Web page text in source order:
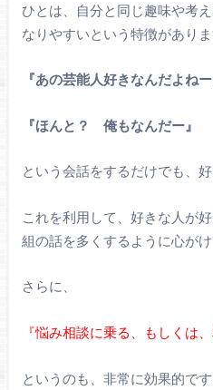
ひとは、自分と同じ趣味や考
なりやすいという特徴がありま
『あの芸能人好きなんだよねー
『ほんと？ 俺もなんだー』
という会話をするだけでも、
これを利用して、好きな人が
組の話を多くするように心がけ
さらに、
『悩み相談に乗る、もしくは
というのも、非常に効果的です